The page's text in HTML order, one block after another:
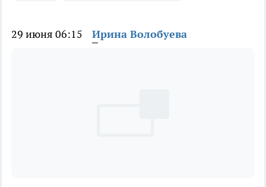
29 июня 06:15 Ирина Волобуева